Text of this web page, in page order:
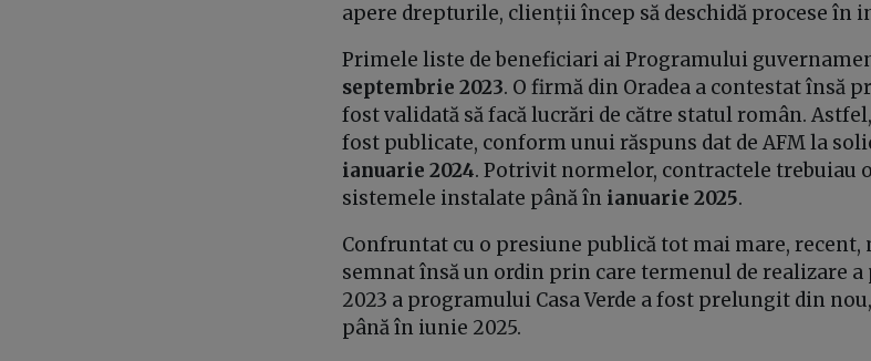
apere drepturile, clienții încep să deschidă procese în
Primele liste de beneficiari ai Programului
septembrie 2023. O firmă din Oradea a contestat însă
fost validată să facă lucrări de către statul român.
fost publicate, conform unui răspuns dat de AFM la
ianuarie 2024. Potrivit normelor, contractele trebuiau
sistemele instalate până în ianuarie 2025.
Confruntat cu o presiune publică tot mai mare,
semnat însă un ordin prin care termenul de realizare
2023 a programului Casa Verde a fost prelungit din
până în iunie 2025.